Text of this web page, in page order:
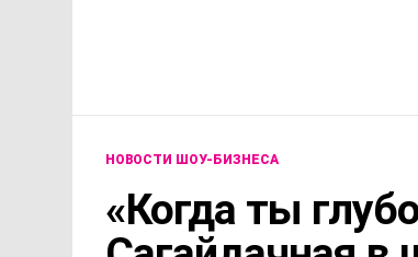
НОВОСТИ ШОУ-БИЗНЕСА
«Когда ты